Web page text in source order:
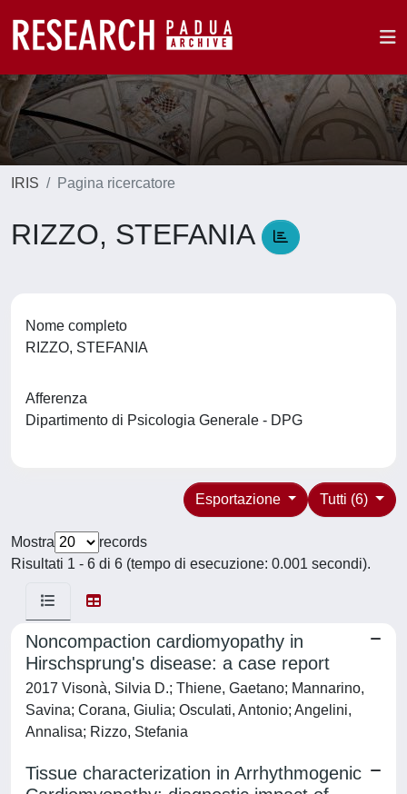
IRIS Pagina ricercatore
RIZZO, STEFANIA
Nome completo
RIZZO, STEFANIA
Afferenza
Dipartimento di Psicologia Generale - DPG
Tutti (6)
Esportazione
Mostra
records
Risultati 1 - 6 di 6 (tempo di esecuzione: 0.001 secondi).
Noncompaction cardiomyopathy in
Hirschsprung's disease: a case report
2017 Visonà, Silvia D.; Thiene, Gaetano; Mannarino,
Savina; Corana, Giulia; Osculati, Antonio; Angelini,
Annalisa; Rizzo, Stefania
Tissue characterization in Arrhythmogenic